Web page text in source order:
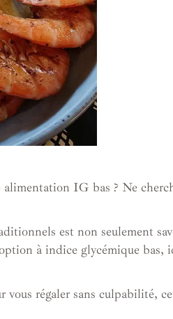
IG bas ? Ne
est non seulement
à indice glycémique bas,
vous régaler sans culpabilité,